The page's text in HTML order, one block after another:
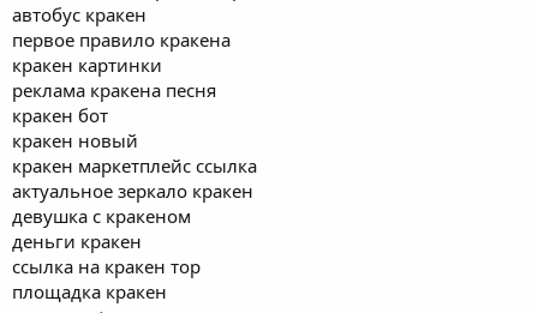
автобус кракен
первое правило кракена
кракен картинки
реклама кракена песня
кракен бот
кракен новый
кракен маркетплейс ссылка
актуальное зеркало кракен
девушка с кракеном
деньги кракен
ссылка на кракен тор
площадка кракен